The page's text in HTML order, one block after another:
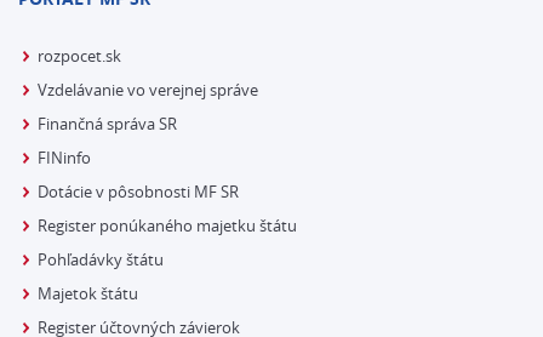
rozpocet.sk
Vzdelávanie vo verejnej správe
Finančná správa SR
FINinfo
Dotácie v pôsobnosti MF SR
Register ponúkaného majetku štátu
Pohľadávky štátu
Majetok štátu
Register účtovných závierok